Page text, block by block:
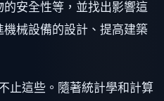
安全性等，並找出影響這
械設備的設計、提高建築
止這些。隨著統計學和計算